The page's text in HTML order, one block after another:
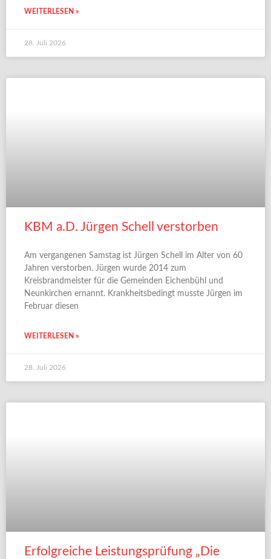
WEITERLESEN »
28. Juli 2026
KBM a.D. Jürgen Schell verstorben
Am vergangenen Samstag ist Jürgen Schell im Alter von 60
Jahren verstorben. Jürgen wurde 2014 zum
Kreisbrandmeister für die Gemeinden Eichenbühl und
Neunkirchen ernannt. Krankheitsbedingt musste Jürgen im
Februar diesen
WEITERLESEN »
28. Juli 2026
Erfolgreiche Leistungsprüfung „Die